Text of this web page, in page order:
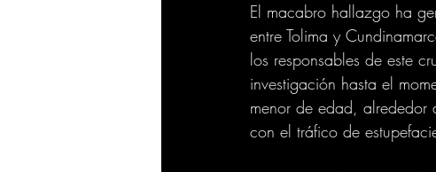
El macabro hallazgo ha
entre Tolima y
los responsables de este
investigación hasta el
menor de edad,
con el tráfico de